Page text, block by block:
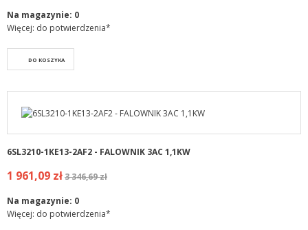
Na magazynie: 0
Więcej: do potwierdzenia*
DO KOSZYKA
6SL3210-1KE13-2AF2 - FALOWNIK 3AC 1,1KW
1 961,09 zł3 346,69 zł
Na magazynie: 0
Więcej: do potwierdzenia*